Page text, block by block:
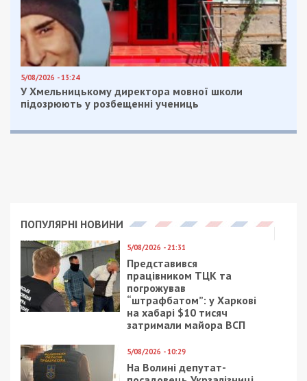
Также между этажами установили грузовой
лифт. Подъемник будет доставлять продукты из
хранилища на кухню. В обновленные кабинеты
приобрели мебель и мультимедийное
оборудование. Ученики довольные
реконструкцией “поставили 12 баллов” своей
Мы, как родители, довольны, что наши дети
могут учиться в современной европейской школе.
Спокойные, что сыновья и дочери в безопасности.
Коридоры, где они гуляют, яркие, свежие.
Невероятно красивая столовая. Дети там будут
доедать все свои порции, – поделилась мама
второклассника Ольга Молдавская, а также
представитель родительского совета.